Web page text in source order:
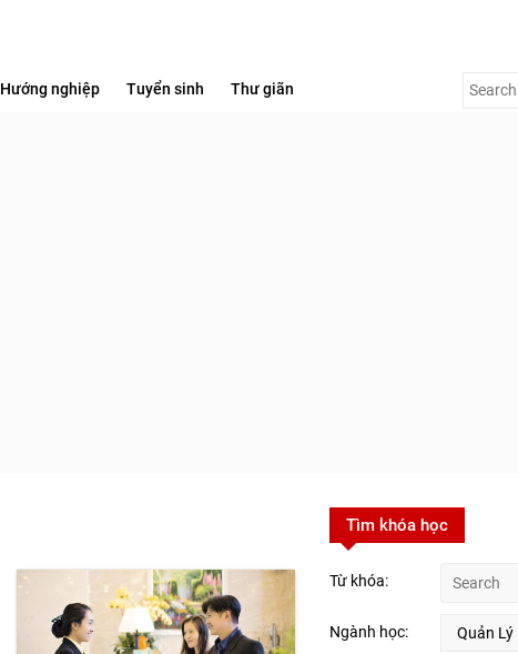
Search
Hướng nghiệp Tuyển sinh Thư giãn
Tìm khóa học
Từ khóa:
Ngành học: